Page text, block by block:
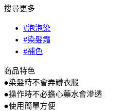
搜尋更多
#泡泡染
#染髮霜
#補色
商品特色
●染髮時不會弄髒衣服
●操作時不必擔心藥水會滲透
●使用簡單方便